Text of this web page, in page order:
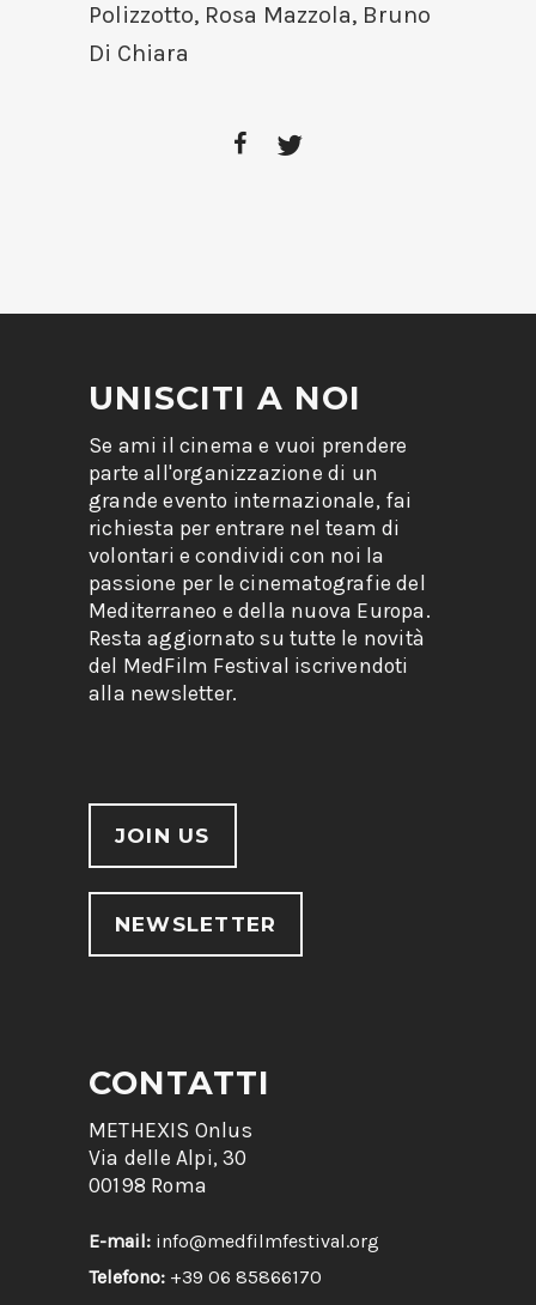
Polizzotto, Rosa Mazzola, Bruno
Di Chiara
UNISCITI A NOI
Se ami il cinema e vuoi prendere
parte all'organizzazione di un
grande evento internazionale, fai
richiesta per entrare nel team di
volontari e condividi con noi la
passione per le cinematografie del
Mediterraneo e della nuova Europa.
Resta aggiornato su tutte le novità
del MedFilm Festival iscrivendoti
alla newsletter.
JOIN US
NEWSLETTER
CONTATTI
METHEXIS Onlus
Via delle Alpi, 30
00198 Roma
E-mail: info@medfilmfestival.org
Telefono: +39 06 85866170